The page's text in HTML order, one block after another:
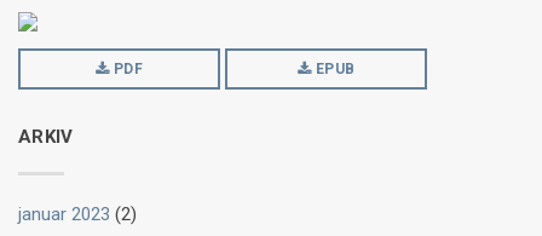
PDF EPUB
ARKIV
januar 2023 (2)